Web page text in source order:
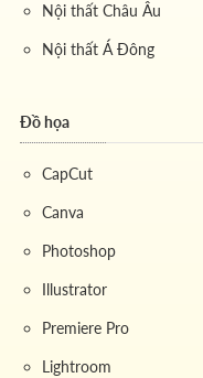
Nội thất Châu Âu
Nội thất Á Đông
Đồ họa
CapCut
Canva
Photoshop
Illustrator
Premiere Pro
Lightroom